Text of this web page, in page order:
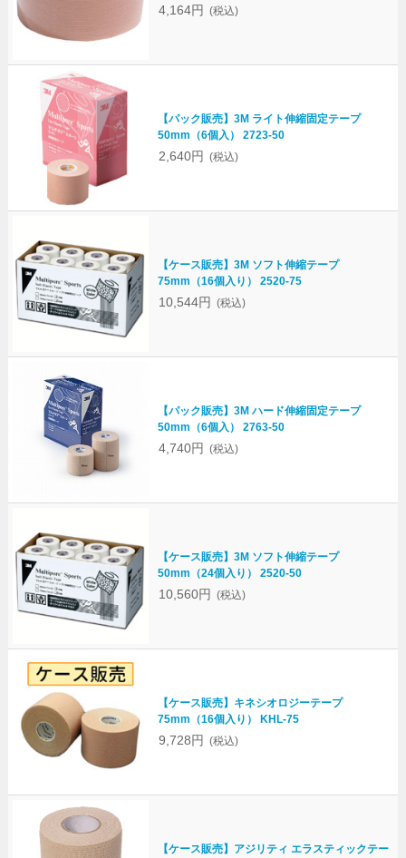
4,164円 (税込)
【パック販売】3M ライト伸縮固定テープ
50mm（6個入） 2723-50
2,640円 (税込)
【ケース販売】3M ソフト伸縮テープ
75mm（16個入り） 2520-75
10,544円 (税込)
【パック販売】3M ハード伸縮固定テープ
50mm（6個入） 2763-50
4,740円 (税込)
【ケース販売】3M ソフト伸縮テープ
50mm（24個入り） 2520-50
10,560円 (税込)
【ケース販売】キネシオロジーテープ
75mm（16個入り） KHL-75
9,728円 (税込)
【ケース販売】アジリティ エラスティックテー